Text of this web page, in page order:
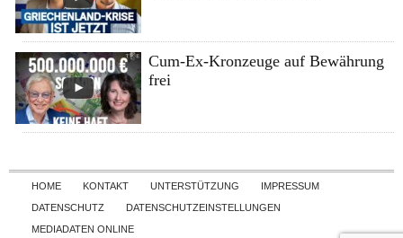
Cum-Ex-Kronzeuge auf Bewährung
frei
Skip to content
HOME KONTAKT UNTERSTÜTZUNG
IMPRESSUM
DATENSCHUTZ
DATENSCHUTZEINSTELLUNGEN
MEDIADATEN ONLINE